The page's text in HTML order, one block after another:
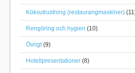
Köksutrustning (restaurangmaskiner)
Rengöring och hygien (10)
Övrigt(9)
Hotellpresentationer (8)